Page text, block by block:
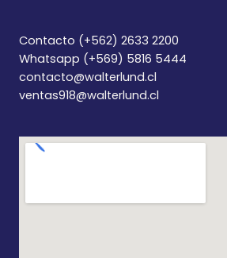
Contacto (+562) 2633 2200
Whatsapp (+569) 5816 5444
contacto@walterlund.cl
ventas918@walterlund.cl